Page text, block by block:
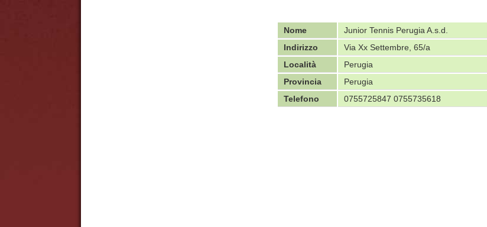
Nome
Junior Tennis Perugia A.s.d.
Indirizzo
Via Xx Settembre, 65/a
Località
Perugia
Provincia
Perugia
Telefono
0755725847 0755735618